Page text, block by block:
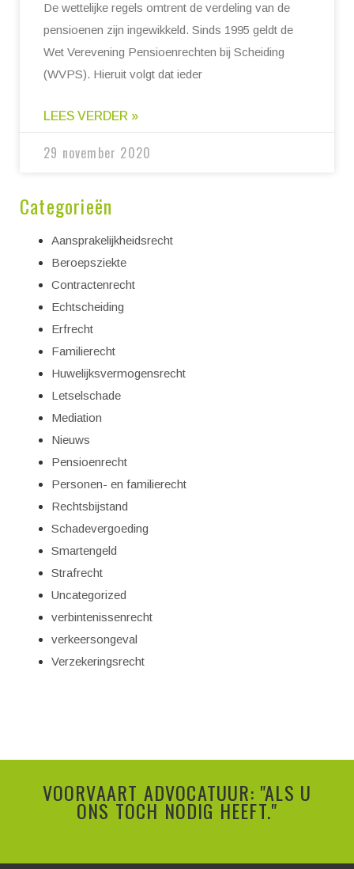
De wettelijke regels omtrent de verdeling van de
pensioenen zijn ingewikkeld. Sinds 1995 geldt de
Wet Verevening Pensioenrechten bij Scheiding
(WVPS). Hieruit volgt dat ieder
LEES VERDER »
29 november 2020
Categorieën
Aansprakelijkheidsrecht
Beroepsziekte
Contractenrecht
Echtscheiding
Erfrecht
Familierecht
Huwelijksvermogensrecht
Letselschade
Mediation
Nieuws
Pensioenrecht
Personen- en familierecht
Rechtsbijstand
Schadevergoeding
Smartengeld
Strafrecht
Uncategorized
verbintenissenrecht
verkeersongeval
Verzekeringsrecht
VOORVAART ADVOCATUUR: "ALS U
ONS TOCH NODIG HEEFT."